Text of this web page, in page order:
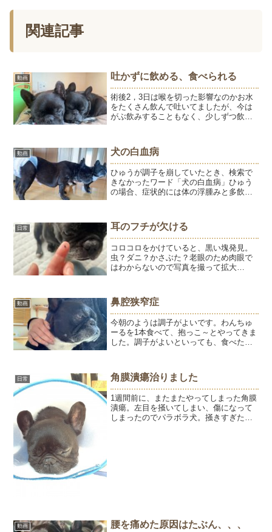
関連記事
動画 吐かずに飲める、食べられる
術後2，3日は喉を切った影響なのかお水
をたくさん飲んで吐いてましたが、今は
がぶ飲みすることもなく、少しずつ飲む
勢いよく食べると食べ物が鼻にいっちゃ
うのでスプーンで少しずつ...
動画 犬の白血病
ひゅうが調子を崩していたとき、検索で
きなかったワード「犬の白血病」ひゅう
の場合、症状的には体の浮腫みと多飲。
外耳炎を気にしていました。最初の血液
検査（4/18）では、...
日常 耳のフチが欠ける
コロコロをかけていると、黒い塊発見。
虫？ダニ？かさぶた？老眼のため肉眼で
はわからないので写真を撮って拡大
全身チェック。右耳のフチでした。耳の
フチを触ると、かさぶたができ...
動画 鼻腔狭窄症
今朝のようは調子がよいです。わんちゅ
ーるを1本食べて、抱っこ～とやってきま
した。調子がよいといっても、食べた後
であるようにようも鼻腔狭窄症です。鼻
が小さいうえに、鼻の穴...
日常 角膜潰瘍治りました
1週間前に、またまたやってしまった角膜
潰瘍。左目を掻いてしまい、傷になって
しまったのでパラボラ犬。掻きすぎたの
動画 腰を痛めた原因はたぶん、、、